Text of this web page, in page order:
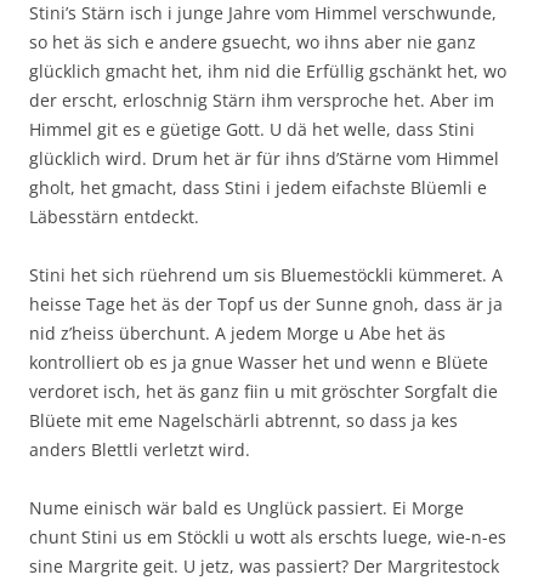
Stini’s Stärn isch i junge Jahre vom Himmel verschwunde,
so het äs sich e andere gsuecht, wo ihns aber nie ganz
glücklich gmacht het, ihm nid die Erfüllig gschänkt het, wo
der erscht, erloschnig Stärn ihm versproche het. Aber im
Himmel git es e güetige Gott. U dä het welle, dass Stini
glücklich wird. Drum het är für ihns d’Stärne vom Himmel
gholt, het gmacht, dass Stini i jedem eifachste Blüemli e
Läbesstärn entdeckt.
Stini het sich rüehrend um sis Bluemestöckli kümmeret. A
heisse Tage het äs der Topf us der Sunne gnoh, dass är ja
nid z’heiss überchunt. A jedem Morge u Abe het äs
kontrolliert ob es ja gnue Wasser het und wenn e Blüete
verdoret isch, het äs ganz fiin u mit gröschter Sorgfalt die
Blüete mit eme Nagelschärli abtrennt, so dass ja kes
anders Blettli verletzt wird.
Nume einisch wär bald es Unglück passiert. Ei Morge
chunt Stini us em Stöckli u wott als erschts luege, wie-n-es
sine Margrite geit. U jetz, was passiert? Der Margritestock